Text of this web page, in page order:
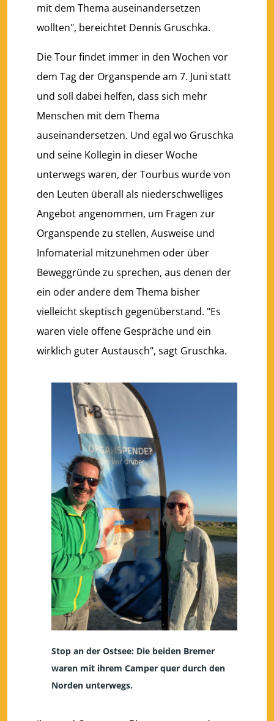
mit dem Thema auseinandersetzen
wollten", bereichtet Dennis Gruschka.
Die Tour findet immer in den Wochen vor
dem Tag der Organspende am 7. Juni statt
und soll dabei helfen, dass sich mehr
Menschen mit dem Thema
auseinandersetzen. Und egal wo Gruschka
und seine Kollegin in dieser Woche
unterwegs waren, der Tourbus wurde von
den Leuten überall als niederschwelliges
Angebot angenommen, um Fragen zur
Organspende zu stellen, Ausweise und
Infomaterial mitzunehmen oder über
Beweggründe zu sprechen, aus denen der
ein oder andere dem Thema bisher
vielleicht skeptisch gegenüberstand. "Es
waren viele offene Gespräche und ein
wirklich guter Austausch", sagt Gruschka.
Stop an der Ostsee: Die beiden Bremer
waren mit ihrem Camper quer durch den
Norden unterwegs.